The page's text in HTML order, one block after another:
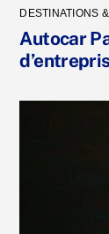
DESTINATIONS
Autocar